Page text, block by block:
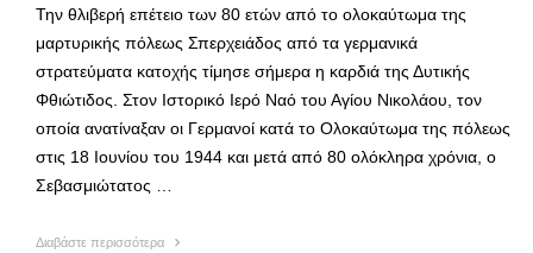
Την θλιβερή επέτειο των 80 ετών από το ολοκαύτωμα της
μαρτυρικής πόλεως Σπερχειάδος από τα γερμανικά
στρατεύματα κατοχής τίμησε σήμερα η καρδιά της Δυτικής
Φθιώτιδος. Στον Ιστορικό Ιερό Ναό του Αγίου Νικολάου, τον
οποία ανατίναξαν οι Γερμανοί κατά το Ολοκαύτωμα της πόλεως
στις 18 Ιουνίου του 1944 και μετά από 80 ολόκληρα χρόνια, ο
Σεβασμιώτατος …
Διαβάστε περισσότερα